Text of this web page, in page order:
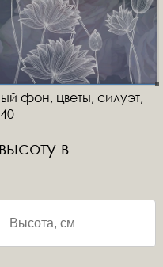
фон, цветы, силуэт,
в